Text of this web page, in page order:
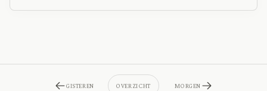
GISTEREN OVERZICHT MORGEN